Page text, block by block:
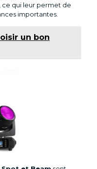
qui leur permet de
importantes.
un bon